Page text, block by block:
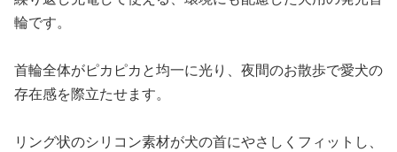
輪です。
首輪全体がピカピカと均一に光り、夜間のお散歩で愛犬の
存在感を際立たせます。
リング状のシリコン素材が犬の首にやさしくフィットし、